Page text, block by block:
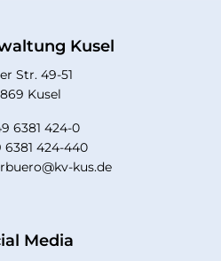
Kusel
Str. 49-51
Kusel
6381 424-0
6381 424-440
kus.de
Media